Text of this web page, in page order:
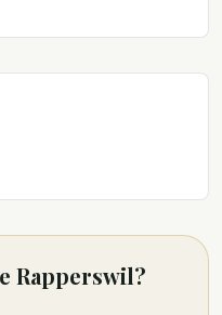
Rapperswil?